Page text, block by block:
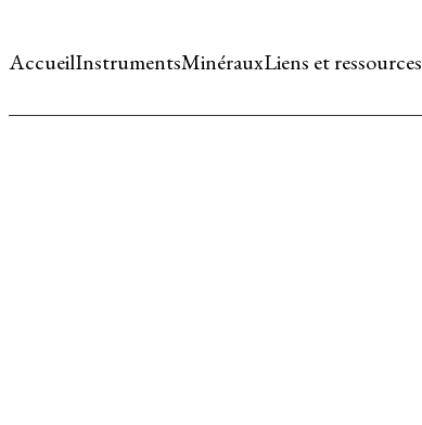
AccueilInstrumentsMinérauxLiens et ressources